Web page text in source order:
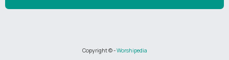
Copyright ©-Worshipedia